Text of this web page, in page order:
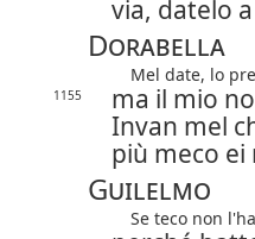
via, datelo
Dorabella
Mel date, lo
1155
ma il mio
Invan mel
più meco ei
Guilelmo
Se teco non